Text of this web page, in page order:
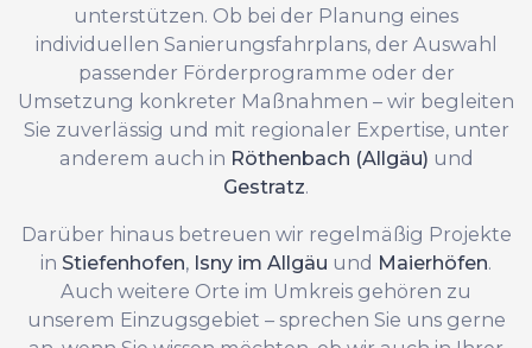
unterstützen. Ob bei der Planung eines
individuellen Sanierungsfahrplans, der Auswahl
passender Förderprogramme oder der
Umsetzung konkreter Maßnahmen – wir begleiten
Sie zuverlässig und mit regionaler Expertise, unter
anderem auch in Röthenbach (Allgäu) und
Gestratz.
Darüber hinaus betreuen wir regelmäßig Projekte
in Stiefenhofen, Isny im Allgäu und Maierhöfen.
Auch weitere Orte im Umkreis gehören zu
unserem Einzugsgebiet – sprechen Sie uns gerne